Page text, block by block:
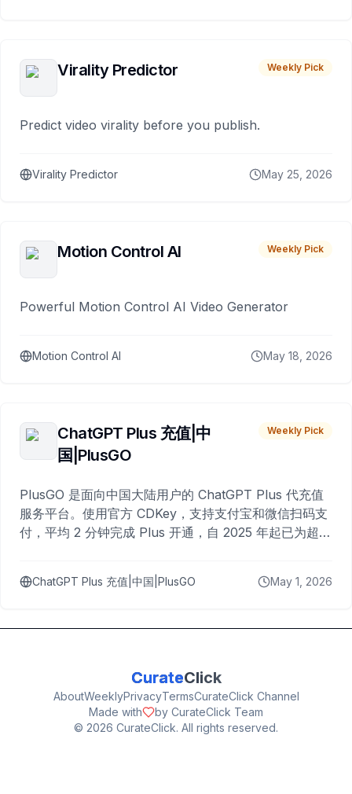
Virality Predictor Weekly Pick
Predict video virality before you publish.
Virality Predictor May 25, 2026
Motion Control AI Weekly Pick
Powerful Motion Control AI Video Generator
Motion Control AI May 18, 2026
ChatGPT Plus 充值|中
国|PlusGO
Weekly Pick
PlusGO 是面向中国大陆用户的 ChatGPT Plus 代充值
服务平台。使用官方 CDKey，支持支付宝和微信扫码支
付，平均 2 分钟完成 Plus 开通，自 2025 年起已为超过
ChatGPT Plus 充值|中国|PlusGO May 1, 2026
CurateClick
AboutWeeklyPrivacyTermsCurateClick Channel
Made with
by CurateClick Team
© 2026 CurateClick. All rights reserved.